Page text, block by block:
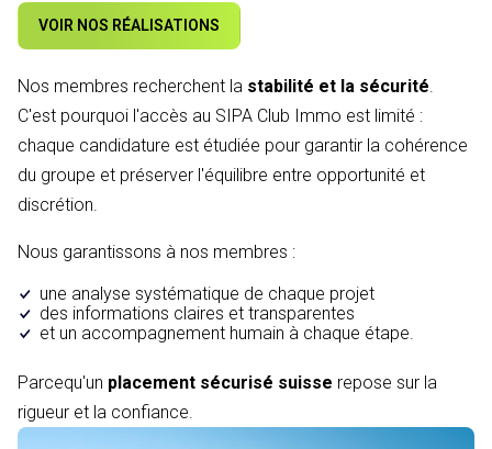
VOIR NOS RÉALISATIONS
Nos membres recherchent la stabilité et la sécurité.
C'est pourquoi l'accès au SIPA Club Immo est limité :
chaque candidature est étudiée pour garantir la cohérence
du groupe et préserver l'équilibre entre opportunité et
discrétion.
Nous garantissons à nos membres :
une analyse systématique de chaque projet
des informations claires et transparentes
et un accompagnement humain à chaque étape.
Parcequ'un placement sécurisé suisse repose sur la
rigueur et la confiance.